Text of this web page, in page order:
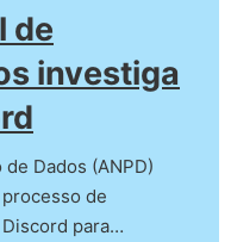
de
investiga
Dados (ANPD)
de
para…